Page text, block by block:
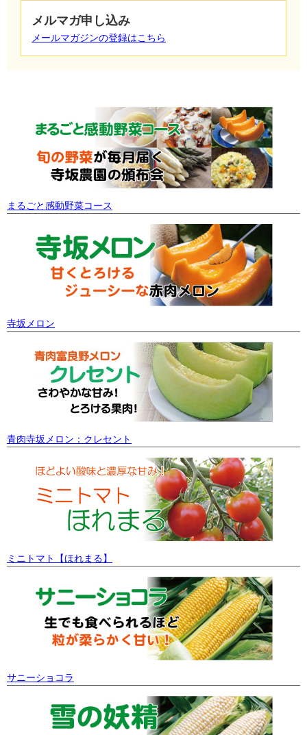
メルマガ申し込み
メールマガジンの登録はこちら
まるごと感動野菜コース
寺坂メロン
青肉寺坂メロン：クレセント
ミニトマト【ほれまる】
サニーショコラ